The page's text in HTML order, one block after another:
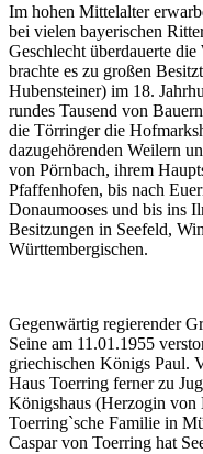
Im hohen Mittelalter
bei vielen bayerischen
Geschlecht überdauerte
brachte es zu großen
Hubensteiner) im 18.
rundes Tausend von
die Törringer die
dazugehörenden Weilern
von Pörnbach, ihrem
Pfaffenhofen, bis nach
Donaumooses und bis ins
Besitzungen in Seefeld,
Württembergischen.
Gegenwärtig regierender
Seine am 11.01.1955
griechischen Königs Paul.
Haus Toerring ferner zu
Königshaus (Herzogin
Toerring`sche Familie in
Caspar von Toerring hat